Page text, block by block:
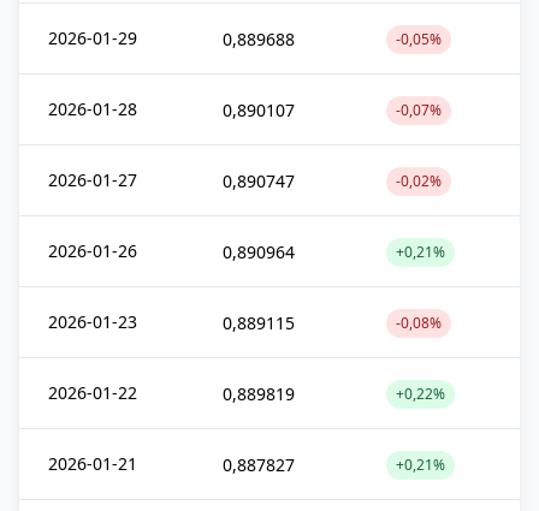
2026-01-29 0,889688 -0,05%
2026-01-28 0,890107 -0,07%
2026-01-27 0,890747 -0,02%
2026-01-26 0,890964 +0,21%
2026-01-23 0,889115 -0,08%
2026-01-22 0,889819 +0,22%
2026-01-21 0,887827 +0,21%